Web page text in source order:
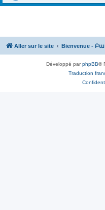
Aller sur le site Bienvenue -
Développé parphpBB®
Traduction